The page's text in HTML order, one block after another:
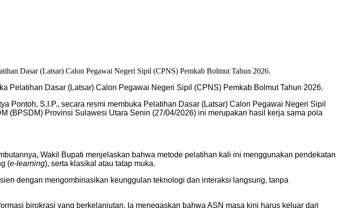
Pelatihan Dasar (Latsar) Calon Pegawai Negeri Sipil (CPNS) Pemkab Bolmut Tahun 2026.
Pontoh, S.I.P., secara resmi membuka Pelatihan Dasar (Latsar) Calon Pegawai Negeri Sipil
(BPSDM) Provinsi Sulawesi Utara Senin (27/04/2026) ini merupakan hasil kerja sama pola
Wakil Bupati menjelaskan bahwa metode pelatihan kali ini menggunakan pendekatan
(e-learning), serta klasikal atau tatap muka.
dengan mengombinasikan keunggulan teknologi dan interaksi langsung, tanpa
birokrasi yang berkelanjutan. Ia menegaskan bahwa ASN masa kini harus keluar dari